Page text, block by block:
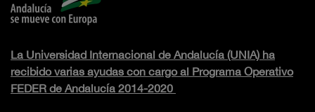
La Universidad Internacional de Andalucía (UNIA) ha
recibido varias ayudas con cargo al Programa Operativo
FEDER de Andalucía 2014-2020